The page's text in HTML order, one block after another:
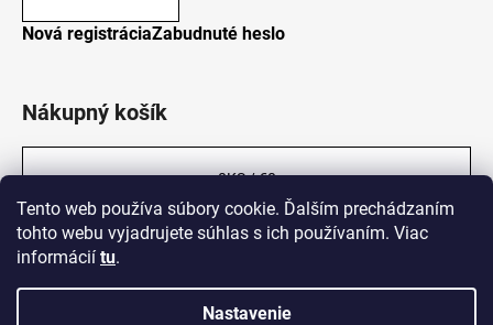
Tento web používa súbory cookie. Ďalším prechádzaním
tohto webu vyjadrujete súhlas s ich používaním. Viac
informácií tu.
Nastavenie
Nová registráciaZabudnuté heslo
Nákupný košík
0KS /€0